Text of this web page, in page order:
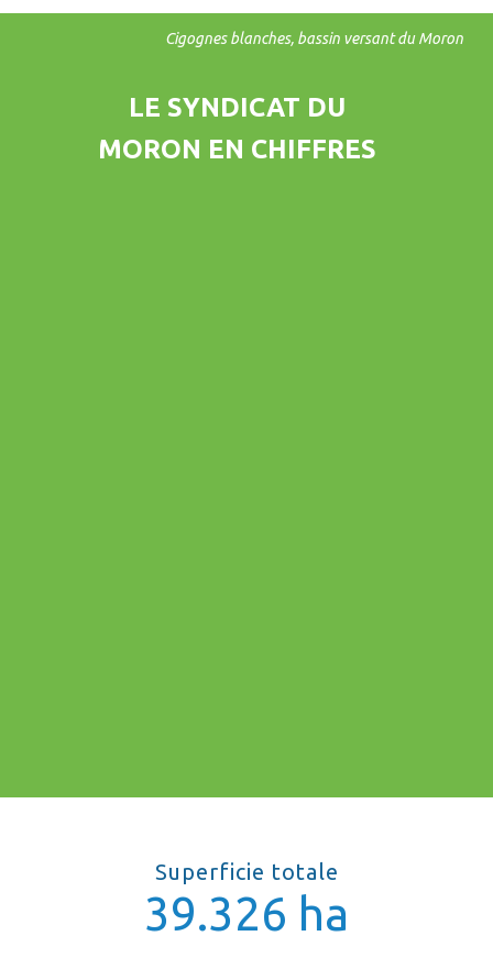
Cigognes blanches, bassin versant du Moron
LE SYNDICAT DU
MORON EN CHIFFRES
Superficie totale
39.326 ha